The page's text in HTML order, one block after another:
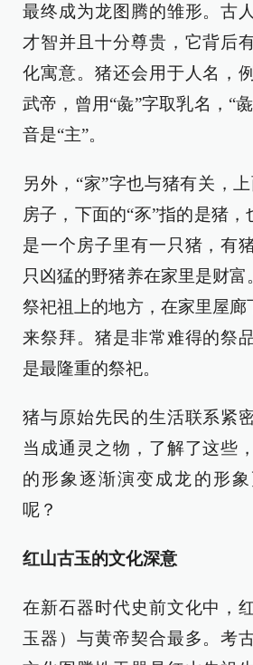
最终成为龙图腾的雏形。古
才智并且十分尊贵，它背后
化寓意。猪还会用于人名，
武帝，曾用“彘”字取乳名，“
音是“主”。
另外，“家”字也与猪有关，上
房子，下面的“豕”指的是猪，
是一个房子里有一只猪，有
只凶猛的野猪养在家里是财富
祭祀祖上的地方，在家里屋廊
来祭拜。猪是非常难得的祭
是最隆重的祭祀。
猪与原始先民的生活联系紧
当成通灵之物，了解了这些
的形象逐渐演变成龙的形
呢？
红山古玉的文化深意
在新石器时代史前文化中，
玉器）与黄帝契合最多。考